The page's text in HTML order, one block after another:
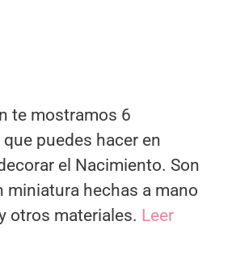
te mostramos 6
puedes hacer en
el Nacimiento. Son
miniatura hechas a mano
otros materiales. Leer